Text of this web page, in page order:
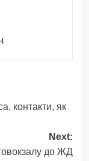
контакти, як
Next:
до ЖД